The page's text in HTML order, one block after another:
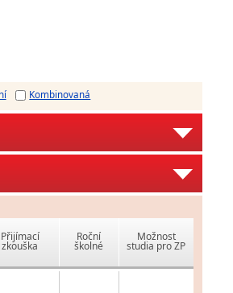
Kombinovaná
Přijímací
zkouška
Roční
školné
Možnost
studia pro ZP